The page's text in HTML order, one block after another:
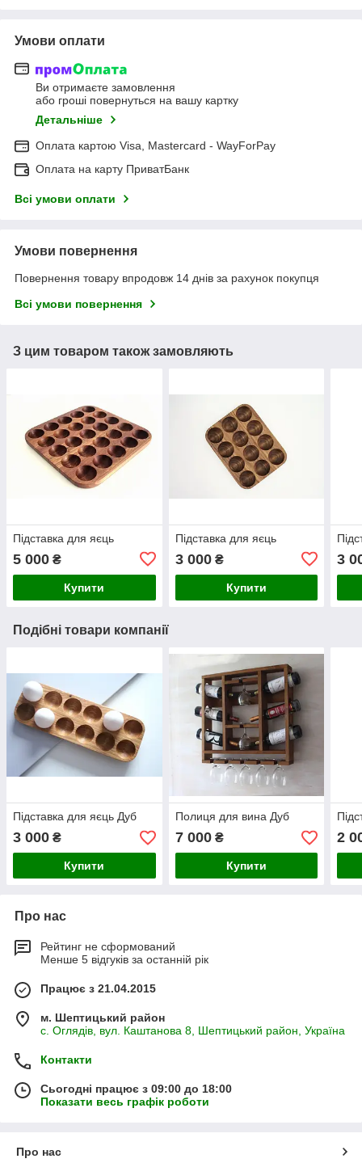
Умови оплати
Ви отримаєте замовлення
або гроші повернуться на вашу картку
Детальніше
Оплата картою Visa, Mastercard - WayForPay
Оплата на карту ПриватБанк
Всі умови оплати
Умови повернення
Повернення товару впродовж 14 днів за рахунок покупця
Всі умови повернення
З цим товаром також замовляють
Підставка для яєць
5 000 ₴
Купити
Підставка для яєць
3 000₴
Купити
3
Подібні товари компанії
Підставка для яєць Дуб
3 000 ₴
Купити
Полиця для вина Дуб
7 000₴
Купити
2
Про нас
Рейтинг не сформований
Менше 5 відгуків за останній рік
Працює з 21.04.2015
м. Шептицький район
с. Оглядів, вул. Каштанова 8, Шептицький район, Україна
Контакти
Сьогодні працює з 09:00 до 18:00
Показати весь графік роботи
Про нас